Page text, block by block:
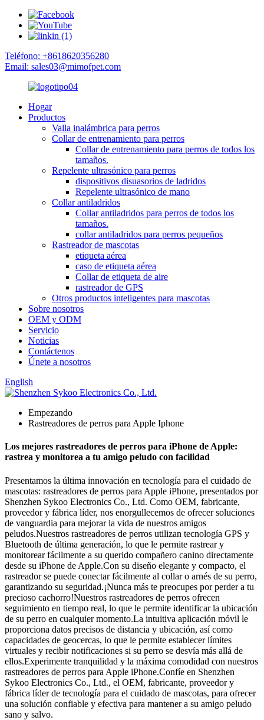
Teléfono: +8618620356280
Email: sales03@mimofpet.com
Hogar
Productos
Valla inalámbrica para perros
Collar de entrenamiento para perros
Collar de entrenamiento para perros de todos los
tamaños.
Repelente ultrasónico para perros
dispositivos disuasorios de ladridos
Repelente ultrasónico de mano
Collar antiladridos
Collar antiladridos para perros de todos los
tamaños.
collar antiladridos para perros pequeños
Rastreador de mascotas
etiqueta aérea
caso de etiqueta aérea
Collar de etiqueta de aire
rastreador de GPS
Otros productos inteligentes para mascotas
Sobre nosotros
OEM y ODM
Servicio
Noticias
Contáctenos
Únete a nosotros
English
Empezando
Rastreadores de perros para Apple Iphone
Los mejores rastreadores de perros para iPhone de Apple:
rastrea y monitorea a tu amigo peludo con facilidad
Presentamos la última innovación en tecnología para el cuidado de
mascotas: rastreadores de perros para Apple iPhone, presentados por
Shenzhen Sykoo Electronics Co., Ltd. Como OEM, fabricante,
proveedor y fábrica líder, nos enorgullecemos de ofrecer soluciones
de vanguardia para mejorar la vida de nuestros amigos
peludos.Nuestros rastreadores de perros utilizan tecnología GPS y
Bluetooth de última generación, lo que le permite rastrear y
monitorear fácilmente a su querido compañero canino directamente
desde su iPhone de Apple.Con su diseño elegante y compacto, el
rastreador se puede conectar fácilmente al collar o arnés de su perro,
garantizando su seguridad.¡Nunca más te preocupes por perder a tu
precioso cachorro!Nuestros rastreadores de perros ofrecen
seguimiento en tiempo real, lo que le permite identificar la ubicación
de su perro en cualquier momento.La intuitiva aplicación móvil le
proporciona datos precisos de distancia y ubicación, así como
capacidades de geocercas, lo que le permite establecer límites
virtuales y recibir notificaciones si su perro se desvía más allá de
ellos.Experimente tranquilidad y la máxima comodidad con nuestros
rastreadores de perros para Apple iPhone.Confíe en Shenzhen
Sykoo Electronics Co., Ltd., el OEM, fabricante, proveedor y
fábrica líder de tecnología para el cuidado de mascotas, para ofrecer
una solución confiable y efectiva para mantener a su amigo peludo
sano y salvo.